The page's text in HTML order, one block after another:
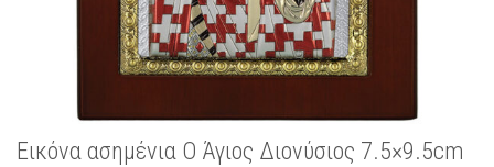
Εικόνα ασημένια Ο Άγιος Διονύσιος 7.5×9.5cm